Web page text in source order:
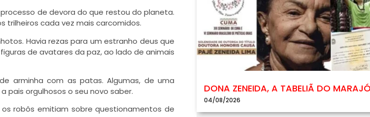
de devora do que restou do planeta.
trilheiros cada vez mais carcomidos.
Havia rezas para um estranho deus que
de avatares da paz, ao lado de animais
arminha com as patas. Algumas, de uma
pais orgulhosos o seu novo saber.
robôs emitiam sobre questionamentos de
DONA ZENEIDA, A TABELIÃ DO
04/08/2026